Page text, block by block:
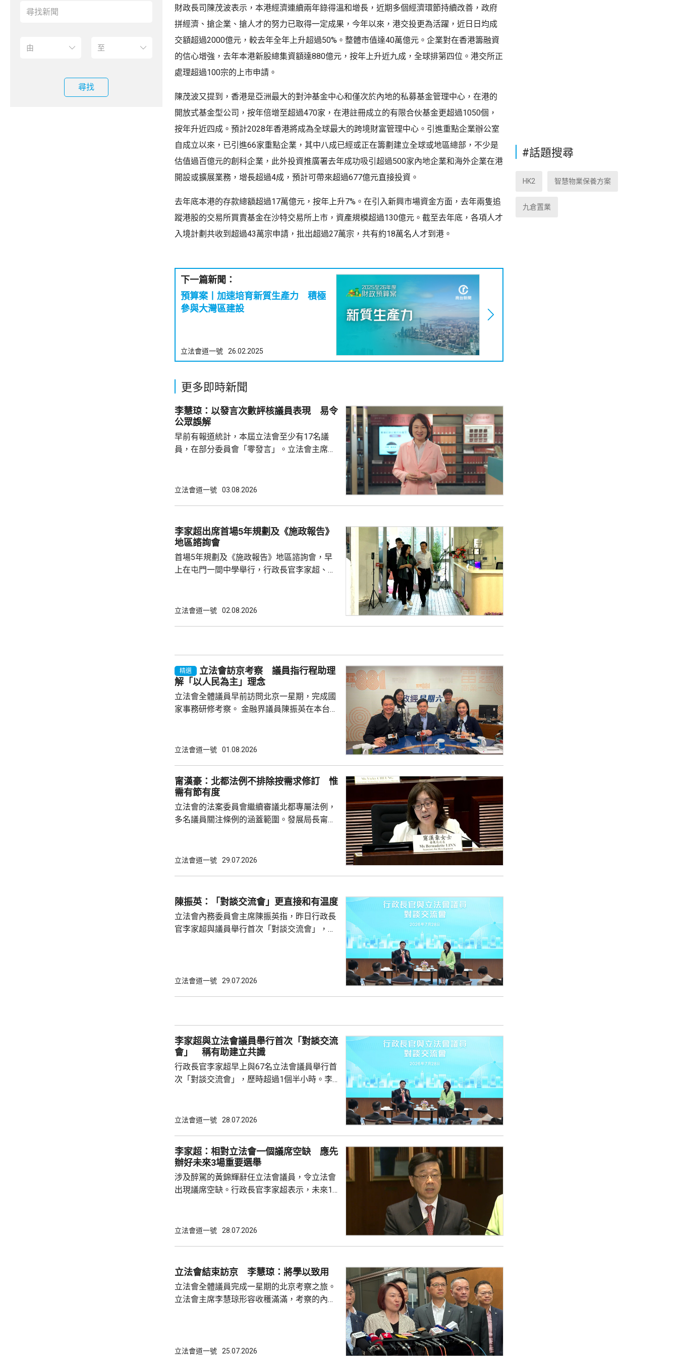
尋找
財政長司陳茂波表示，本港經濟連續兩年錄得溫和增長，近期多個經濟環節持續改善，政府
拼經濟、搶企業、搶人才的努力已取得一定成果，今年以來，港交投更為活躍，近日日均成
交額超過2000億元，較去年全年上升超過50%。整體市值達40萬億元。企業對在香港籌融資
的信心增強，去年本港新股總集資額達880億元，按年上升近九成，全球排第四位。港交所正
處理超過100宗的上市申請。
陳茂波又提到，香港是亞洲最大的對沖基金中心和僅次於內地的私募基金管理中心，在港的
開放式基金型公司，按年倍增至超過470家，在港註冊成立的有限合伙基金更超過1050個，
按年升近四成。預計2028年香港將成為全球最大的跨境財富管理中心。引進重點企業辦公室
自成立以來，已引進66家重點企業，其中八成已經或正在籌劃建立全球或地區總部，不少是
估值過百億元的創科企業，此外投資推廣署去年成功吸引超過500家內地企業和海外企業在港
開設或擴展業務，增長超過4成，預計可帶來超過677億元直接投資。
去年底本港的存款總額超過17萬億元，按年上升7%。在引入新興市場資金方面，去年兩隻追
蹤港股的交易所買賣基金在沙特交易所上市，資產規模超過130億元。截至去年底，各項人才
入境計劃共收到超過43萬宗申請，批出超過27萬宗，共有約18萬名人才到港。
下一篇新聞：
預算案丨加速培育新質生產力 積極
參與大灣區建設
立法會道一號 26.02.2025
更多即時新聞
李慧琼：以發言次數評核議員表現 易令
公眾誤解
早前有報道統計，本屆立法會至少有17名議
員，在部分委員會「零發言」。立法會主席李
現的重要指標，會令公眾誤解部分議員表現。
寡基於不同考量，將每名議員視為獨立「發言
個體」統計，容易忽略立法會內部政黨分工，
認為分工是議會常態，可減少消耗議會寶貴
時...
立法會道一號 03.08.2026
李家超出席首場5年規劃及《施政報告》
地區諮詢會
首場5年規劃及《施政報告》地區諮詢會，早
上在屯門一間中學舉行，行政長官李家超、全
有意義，五年規劃是香港發展藍圖，提供方向
官每年需要匯報如何落實五年規劃，並按每年
實際情況，提出施政重點。 李家超又...
立法會道一號 02.08.2026
精選
立法會訪京考察 議員指行程助理
解「以人民為主」理念
立法會全體議員早前訪問北京一星期，完成國
家事務研修考察。 金融界議員陳振英在本台節
能力。陳振英又指，考察期間更深入了解國家
騙意識、推廣普惠金融，探討改善支付平台。
了解國家超前部署 考察市民熱線中心等 民建
聯議員周浩鼎指，考察期間進...
立法會道一號 01.08.2026
甯漢豪：北都法例不排除按需求修訂 惟
需有節有度
立法會的法案委員會繼續審議北都專屬法例，
多名議員關注條例的涵蓋範圍。發展局長甯漢
新範疇需在條例涵蓋。她表示，明白隨著發展
蓋為北都招商引資提供的稅務便利；選委界陳
紹雄亦關注會否因應北都工程增加，提供更具
彈性的輸入勞工安排。甯漢豪指，立法...
立法會道一號 29.07.2026
陳振英：「對談交流會」更直接和有温度
立法會內務委員會主席陳振英指，昨日行政長
官李家超與議員舉行首次「對談交流會」，環
答，形容像「爐邊談話」，有溫度和直接。 陳
立法會道一號 29.07.2026
李家超與立法會議員舉行首次「對談交流
會」 稱有助建立共識
行政長官李家超早上與67名立法會議員舉行首
次「對談交流會」，歷時超過1個半小時。李
超指出，交流會是為增進行政立法之間的理
伙伴，相信透過交流會可連接不同角度，令大
家換位思考，雙方既制衡、又配合。李家超又
形容，會上他和議員就好像同一隊「香...
立法會道一號 28.07.2026
李家超：相對立法會一個議席空缺 應先
辦好未來3場重要選舉
涉及醉駕的黃錦輝辭任立法會議員，令立法會
出現議席空缺。行政長官李家超表示，未來18
舉，及明年底的區議會選舉，認為考慮人力資
舉。 立法會主席李慧琼就指，理解和尊重行政
長官及選管會的評估，又指雖然立法會目前只
有89名議員，但每名議員都明白要多...
立法會道一號 28.07.2026
立法會結束訪京 李慧琼：將學以致用
立法會全體議員完成一星期的北京考察之旅。
立法會主席李慧琼形容收穫滿滿，考察的內容
政長官和特區政府依法施政，提升治理效能。
立法會道一號 25.07.2026
#話題搜尋
HK2 智慧物業保養方案
九倉置業